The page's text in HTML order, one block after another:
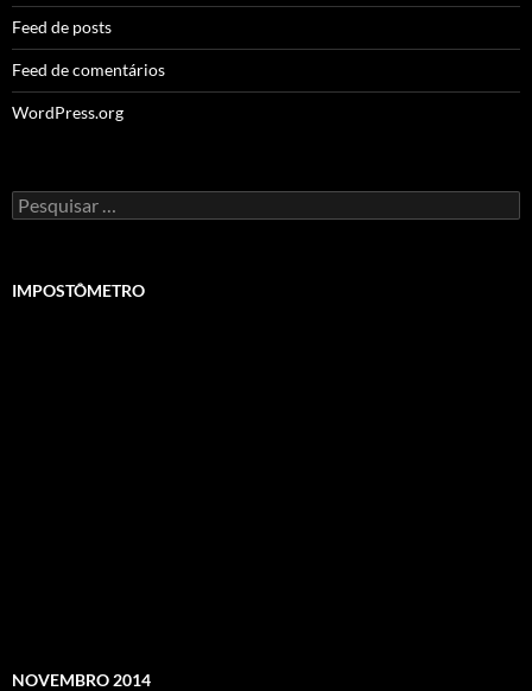
Feed de posts
Feed de comentários
WordPress.org
Pesquisar
por:
IMPOSTÔMETRO
NOVEMBRO 2014